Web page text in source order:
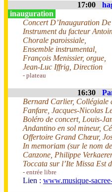
17:00
inauguration
Concert D’Inauguration
Instrument du facteur
Chorale paroissiale,
Ensemble instrumental,
François Menissier, orgue,
Jean-Luc Iffrig, Direction
- plateau
16:30
Bernard Carlier, Collégiale
Fanfare, Jacques-Nicolas
Boléro de concert, Louis-
Andantino en sol mineur,
Offertoire Grand Chœur,
In memoriam (sur le nom
Canzone, Philippe
Toccata sur l’Ite Missa Est
- entrée libre
Lien : www.musique-